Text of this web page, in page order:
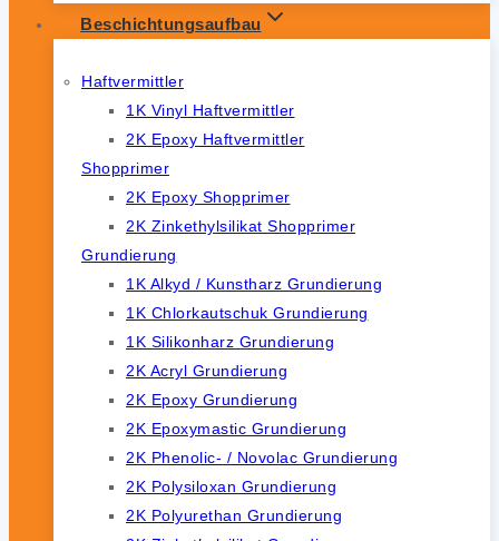
Beschichtungsaufbau
Haftvermittler
1K Vinyl Haftvermittler
2K Epoxy Haftvermittler
Shopprimer
2K Epoxy Shopprimer
2K Zinkethylsilikat Shopprimer
Grundierung
1K Alkyd / Kunstharz Grundierung
1K Chlorkautschuk Grundierung
1K Silikonharz Grundierung
2K Acryl Grundierung
2K Epoxy Grundierung
2K Epoxymastic Grundierung
2K Phenolic- / Novolac Grundierung
2K Polysiloxan Grundierung
2K Polyurethan Grundierung